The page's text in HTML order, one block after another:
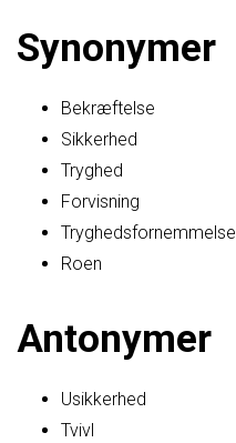
Synonymer
Bekræftelse
Sikkerhed
Tryghed
Forvisning
Tryghedsfornemmelse
Roen
Antonymer
Usikkerhed
Tvivl